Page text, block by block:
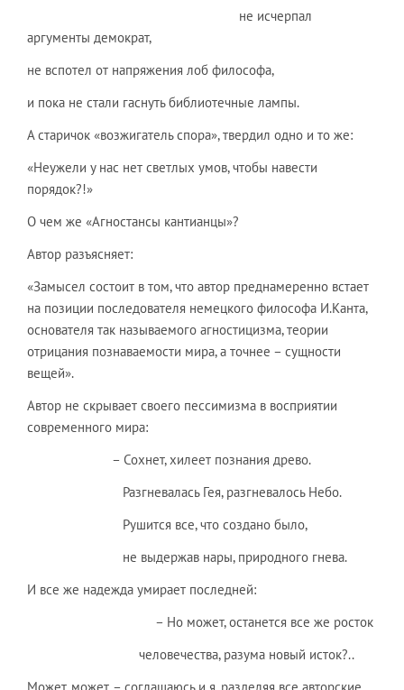
не исчерпал
аргументы демократ,
не вспотел от напряжения лоб философа,
и пока не стали гаснуть библиотечные лампы.
А старичок «возжигатель спора», твердил одно и то же:
«Неужели у нас нет светлых умов, чтобы навести
порядок?!»
О чем же «Агностансы кантианцы»?
Автор разъясняет:
«Замысел состоит в том, что автор преднамеренно встает
на позиции последователя немецкого философа И.Канта,
основателя так называемого агностицизма, теории
отрицания познаваемости мира, а точнее – сущности
вещей».
Автор не скрывает своего пессимизма в восприятии
современного мира:
– Сохнет, хилеет познания древо.
Разгневалась Гея, разгневалось Небо.
Рушится все, что создано было,
не выдержав нары, природного гнева.
И все же надежда умирает последней:
– Но может, останется все же росток
человечества, разума новый исток?..